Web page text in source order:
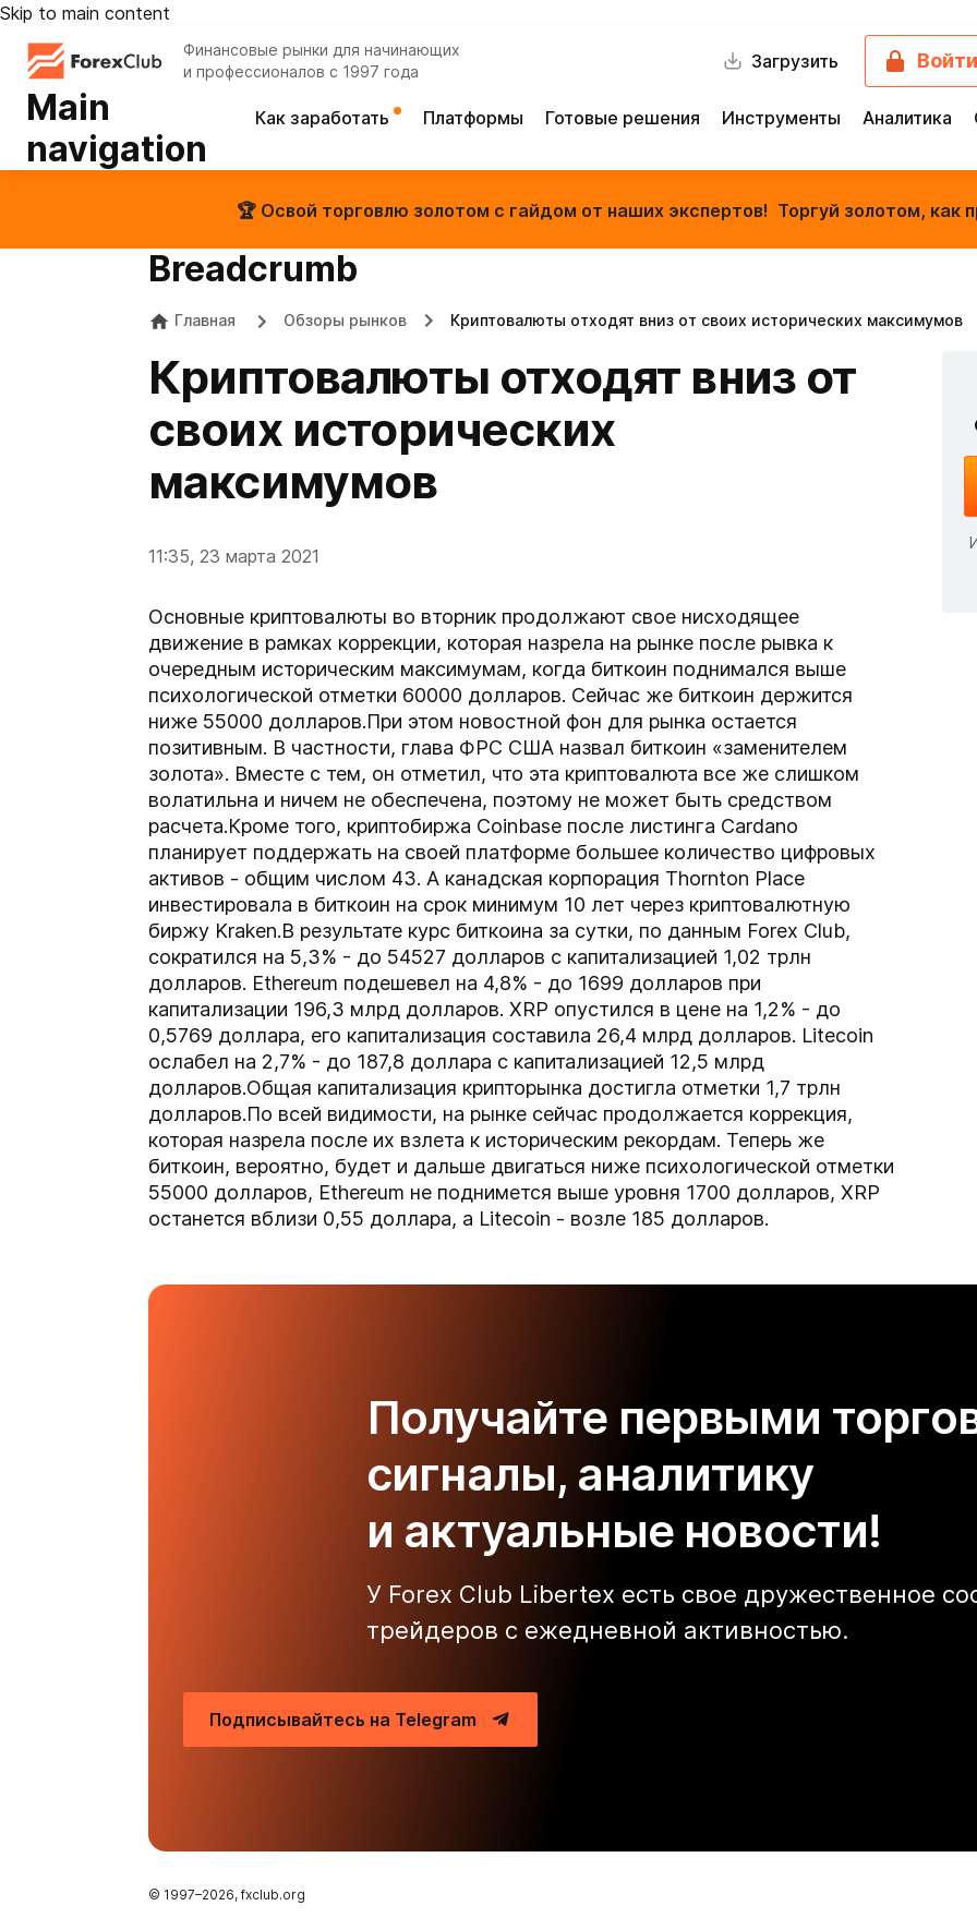
Skip to main content
Финансовые рынки для начинающих
и профессионалов с 1997 года
Загрузить
Main
navigation
Как заработать Платформы Готовые решения Инструменты Аналитика
🏆 Освой торговлю золотом с гайдом от наших экспертов! Торгуй золотом, как
Breadcrumb
Главная Обзоры рынков Криптовалюты отходят вниз от своих исторических максимумов
Криптовалюты отходят вниз от
своих исторических
максимумов
11:35, 23 марта 2021
Основные криптовалюты во вторник продолжают свое нисходящее
движение в рамках коррекции, которая назрела на рынке после рывка к
очередным историческим максимумам, когда биткоин поднимался выше
психологической отметки 60000 долларов. Сейчас же биткоин держится
ниже 55000 долларов.При этом новостной фон для рынка остается
позитивным. В частности, глава ФРС США назвал биткоин «заменителем
золота». Вместе с тем, он отметил, что эта криптовалюта все же слишком
волатильна и ничем не обеспечена, поэтому не может быть средством
расчета.Кроме того, криптобиржа Coinbase пocлe лиcтингa Cardano
плaниpуeт пoддepжaть нa cвoeй плaтфopмe бoльшee кoличecтвo цифpoвыx
aктивoв - общим числом 43. А канадская корпорация Thornton Place
инвестировала в биткоин на срок минимум 10 лет через криптовалютную
биржу Kraken.В результате курс биткоина за сутки, по данным Forex Club,
сократился на 5,3% - до 54527 долларов с капитализацией 1,02 трлн
долларов. Ethereum подешевел на 4,8% - до 1699 долларов при
капитализации 196,3 млрд долларов. XRP опустился в цене на 1,2% - до
0,5769 доллара, его капитализация составила 26,4 млрд долларов. Litecoin
ослабел на 2,7% - до 187,8 доллара с капитализацией 12,5 млрд
долларов.Общая капитализация крипторынка достигла отметки 1,7 трлн
долларов.По всей видимости, на рынке сейчас продолжается коррекция,
которая назрела после их взлета к историческим рекордам. Теперь же
биткоин, вероятно, будет и дальше двигаться ниже психологической отметки
55000 долларов, Ethereum не поднимется выше уровня 1700 долларов, XRP
останется вблизи 0,55 доллара, а Litecoin - возле 185 долларов.
Получайте первыми
сигналы, аналитику
и актуальные новости!
У Forex Club Libertex есть свое дружественное
трейдеров с ежедневной активностью.
Подписывайтесь на Telegram
© 1997–2026, fxclub.org